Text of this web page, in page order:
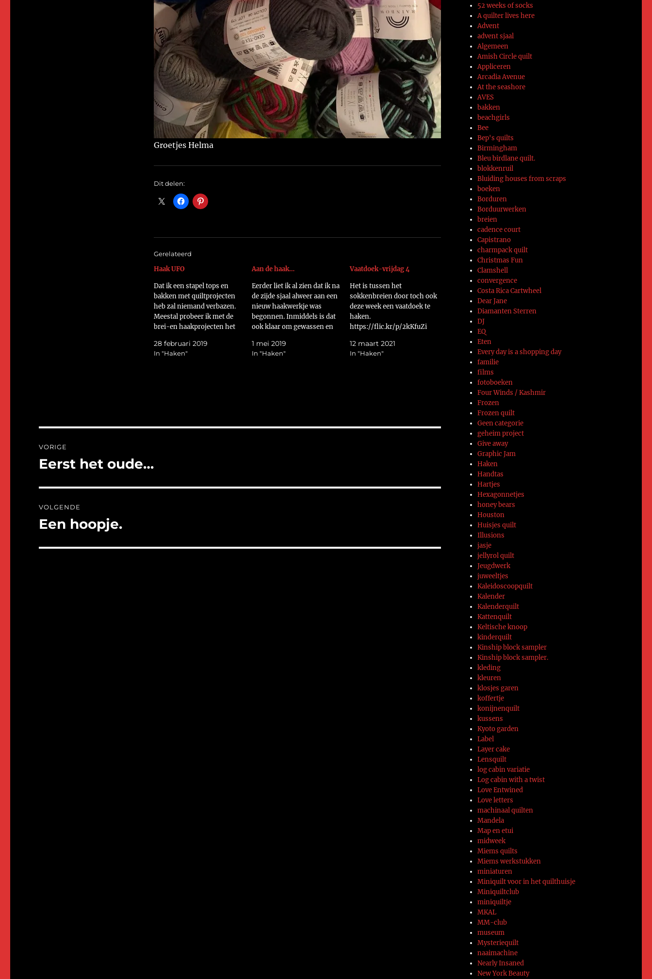
Groetjes Helma
Dit delen:
Gerelateerd
Haak UFO
Dat ik een stapel tops en
bakken met quiltprojecten
heb zal niemand verbazen.
Meestal probeer ik met de
brei-en haakprojecten het
beperken. Toch heb ik nu een
UFO gevonden. Een sjaal die
28 februari 2019
In "Haken"
Aan de haak…
Eerder liet ik al zien dat ik na
de zijde sjaal alweer aan een
nieuw haakwerkje was
begonnen. Inmiddels is dat
ook klaar om gewassen en
maar even zo op de foto
gezet. Door het puntje van
1 mei 2019
In "Haken"
Vaatdoek-vrijdag 4
Het is tussen het
sokkenbreien door toch ook
deze week een vaatdoek te
haken.
https://flic.kr/p/2kKfuZi
12 maart 2021
In "Haken"
navigatie
VORIGE
Vorig
Eerst het oude…
VOLGENDE
Volgend
Een hoopje.
52 weeks of socks
A quilter lives here
Advent
advent sjaal
Algemeen
Amish Circle quilt
Appliceren
Arcadia Avenue
At the seashore
AVES
bakken
beachgirls
Bee
Bep's quilts
Birmingham
Bleu birdlane quilt.
blokkenruil
Bluiding houses from scraps
boeken
Borduren
Borduurwerken
breien
cadence court
Capistrano
charmpack quilt
Christmas Fun
Clamshell
convergence
Costa Rica Cartwheel
Dear Jane
Diamanten Sterren
DJ
EQ
Eten
Every day is a shopping day
familie
films
fotoboeken
Four Winds / Kashmir
Frozen
Frozen quilt
Geen categorie
geheim project
Give away
Graphic Jam
Haken
Handtas
Hartjes
Hexagonnetjes
honey bears
Houston
Huisjes quilt
Illusions
jasje
jellyrol quilt
Jeugdwerk
juweeltjes
Kaleidoscoopquilt
Kalender
Kalenderquilt
Kattenquilt
Keltische knoop
kinderquilt
Kinship block sampler
Kinship block sampler.
kleding
kleuren
klosjes garen
koffertje
konijnenquilt
kussens
Kyoto garden
Label
Layer cake
Lensquilt
log cabin variatie
Log cabin with a twist
Love Entwined
Love letters
machinaal quilten
Mandela
Map en etui
midweek
Miems quilts
Miems werkstukken
miniaturen
Miniquilt voor in het quilthuisje
Miniquiltclub
miniquiltje
MKAL
MM-club
museum
Mysteriequilt
naaimachine
Nearly Insaned
New York Beauty